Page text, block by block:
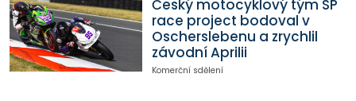
Český motocyklový tým SP
race project bodoval v
Oscherslebenu a zrychlil
závodní Aprilii
Komerční sdělení